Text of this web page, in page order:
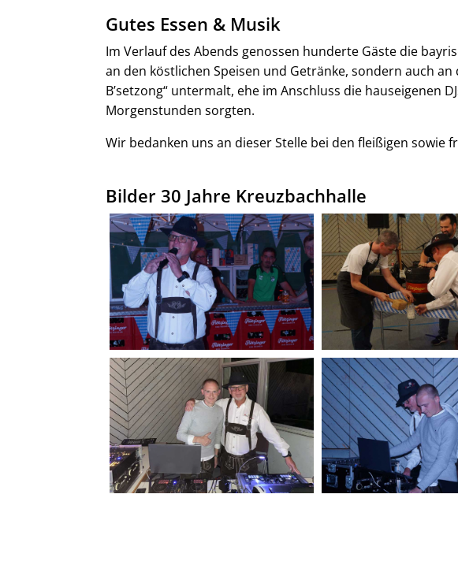
Gutes Essen & Musik
Im Verlauf des Abends genossen hunderte Gäste die
an den köstlichen Speisen und Getränke, sondern auch
B’setzong“ untermalt, ehe im Anschluss die hauseigenen
Morgenstunden sorgten.
Wir bedanken uns an dieser Stelle bei den fleißigen sowie
Bilder 30 Jahre Kreuzbachhalle